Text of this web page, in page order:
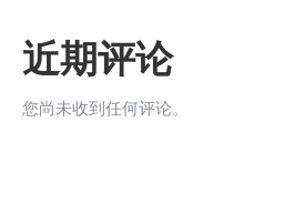
近期评论
您尚未收到任何评论。